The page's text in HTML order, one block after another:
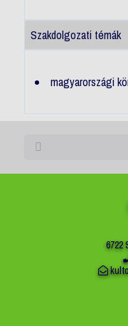
Szakdolgozati témák
magyarországi
6722